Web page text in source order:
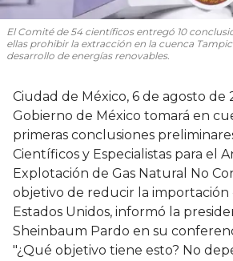
El Comité de 54 científicos entregó 10
ellas prohibir la extracción en la cuenca
desarrollo de energías renovables.
Ciudad de México, 6 de agosto de
Gobierno de México tomará en
primeras conclusiones
Científicos y Especialistas para el
Explotación de Gas Natural No
objetivo de reducir la importación
Estados Unidos, informó la
Sheinbaum Pardo en su
"¿Qué objetivo tiene esto? No